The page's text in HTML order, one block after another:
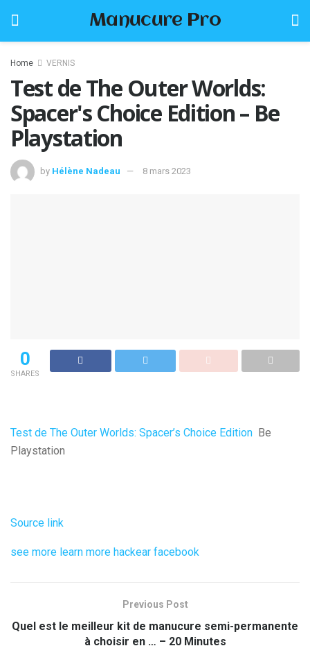
Manucure Pro
Home VERNIS
Test de The Outer Worlds:
Spacer's Choice Edition – Be
Playstation
by Hélène Nadeau 8 mars 2023
0
SHARES
Test de The Outer Worlds: Spacer’s Choice Edition Be
Playstation
Source link
see more learn more hackear facebook
Previous Post
Quel est le meilleur kit de manucure semi-permanente
à choisir en … – 20 Minutes